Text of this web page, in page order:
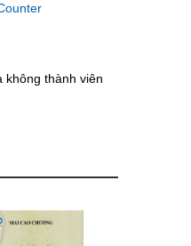
không thành viên